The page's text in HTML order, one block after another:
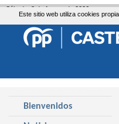
Este sitio web utiliza cookies
Bienvenidos
Sábado, 8 de Agosto de 2026